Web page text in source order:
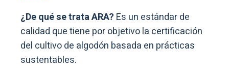
¿De qué se trata ARA? Es un estándar de
calidad que tiene por objetivo la certificación
del cultivo de algodón basada en prácticas
sustentables.